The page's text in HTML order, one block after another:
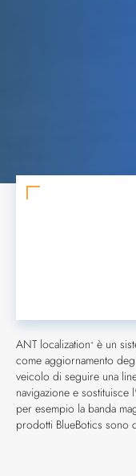
ANT localization+ è un
come aggiornamento
veicolo di seguire una
navigazione e sostituisce
per esempio la banda
prodotti BlueBotics sono